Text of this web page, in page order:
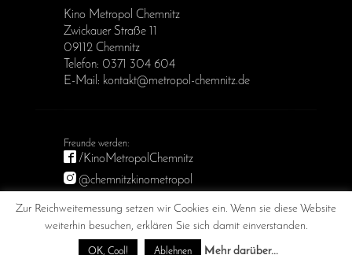
Kino Metropol Chemnitz
Zwickauer Straße 11
09112 Chemnitz
Telefon: 0371 304 604
E-Mail: kontakt@metropol-chemnitz.de
/KinoMetropolChemnitz
@chemnitzkinometropol
Zur Reichweitemessung setzen wir Cookies ein. Wenn sie diese Website
weiterhin besuchen, erklären Sie sich damit einverstanden.
OK, Cool! Ablehnen Mehr darüber...